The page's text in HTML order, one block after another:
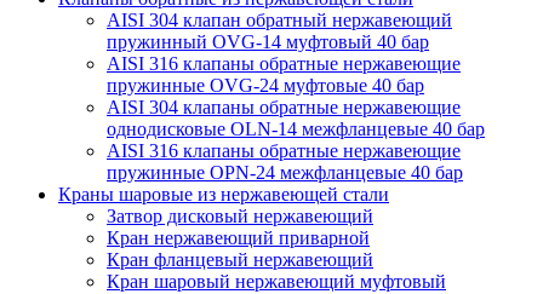
AISI 304 клапан обратный нержавеющий
пружинный OVG-14 муфтовый 40 бар
AISI 316 клапаны обратные нержавеющие
пружинные OVG-24 муфтовые 40 бар
AISI 304 клапаны обратные нержавеющие
однодисковые OLN-14 межфланцевые 40 бар
AISI 316 клапаны обратные нержавеющие
пружинные OPN-24 межфланцевые 40 бар
Краны шаровые из нержавеющей стали
Затвор дисковый нержавеющий
Кран нержавеющий приварной
Кран фланцевый нержавеющий
Кран шаровый нержавеющий муфтовый